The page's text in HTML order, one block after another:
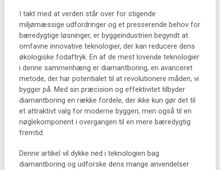
I takt med at verden står over for stigende
miljømæssige udfordringer og et presserende behov for
bæredygtige løsninger, er byggeindustrien begyndt at
omfavne innovative teknologier, der kan reducere dens
økologiske fodaftryk. En af de mest lovende teknologier
i denne sammenhæng er diamantboring, en avanceret
metode, der har potentialet til at revolutionere måden, vi
bygger på. Med sin præcision og effektivitet tilbyder
diamantboring en række fordele, der ikke kun gør det til
et attraktivt valg for moderne byggeri, men også til en
nøglekomponent i overgangen til en mere bæredygtig
fremtid.
Denne artikel vil dykke ned i teknologien bag
diamantboring og udforske dens mange anvendelser